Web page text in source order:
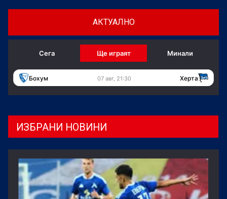
АКТУАЛНО
Сега Ще играят Минали
Бохум 07 авг, 21:30 Херта
ИЗБРАНИ НОВИНИ